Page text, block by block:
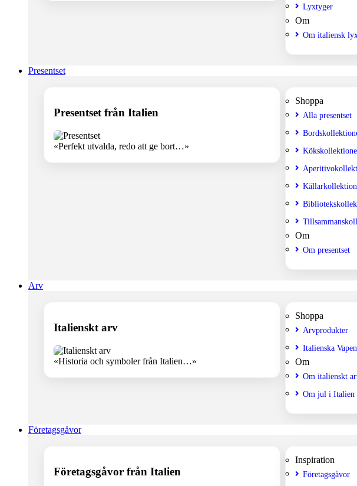
Lyxtyger
Om
Om italiensk
Presentset
Presentset från Italien
«Perfekt utvalda, redo att ge bort…»
Shoppa
Alla presentset
Om
Om presentset
Arv
Italienskt arv
«Historia och symboler från Italien…»
Shoppa
Arvprodukter
Italienska Vapen
Om
Om italienskt
Om jul i Italien
Företagsgåvor
Företagsgåvor från Italien
Inspiration
Företagsgåvor